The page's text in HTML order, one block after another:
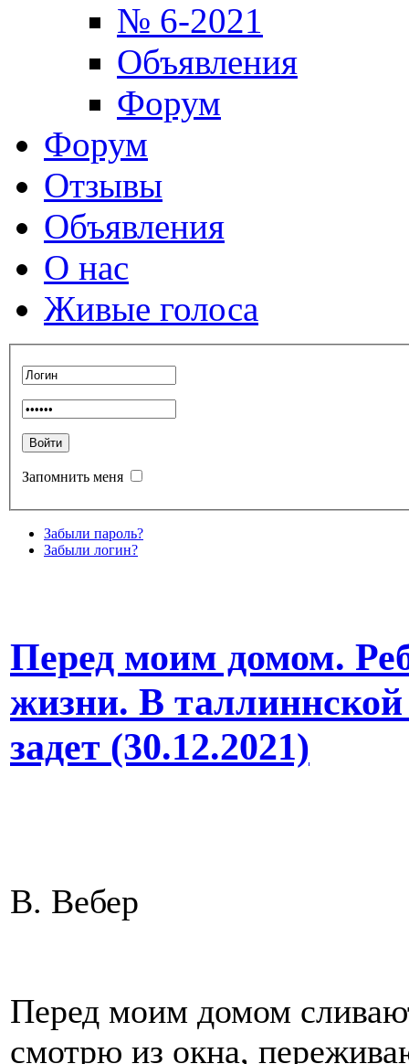
№ 6-2021
Объявления
Форум
Форум
Отзывы
Объявления
О нас
Живые голоса
Запомнить меня
Забыли пароль?
Забыли логин?
Перед моим домом.
жизни. В
задет (30.12.2021)
В. Вебер
Перед моим домом
смотрю из окна,